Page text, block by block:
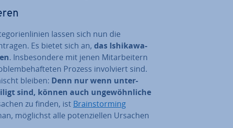
lassen sich nun die
Es bietet sich an, das Ishikawa-
. Ins­be­son­de­re mit jenen Mit­ar­bei­tern
Prozess in­vol­viert sind.
bleiben: Denn nur wenn un­ter­
sind, können auch un­ge­wöhn­li­che
zu finden, ist Brain­stor­ming
möglichst alle po­ten­zi­el­len Ursachen